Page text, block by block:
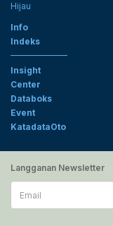
Hijau
Info
Indeks
Insight
Center
Databoks
Event
KatadataOto
Langganan Newsletter
Email